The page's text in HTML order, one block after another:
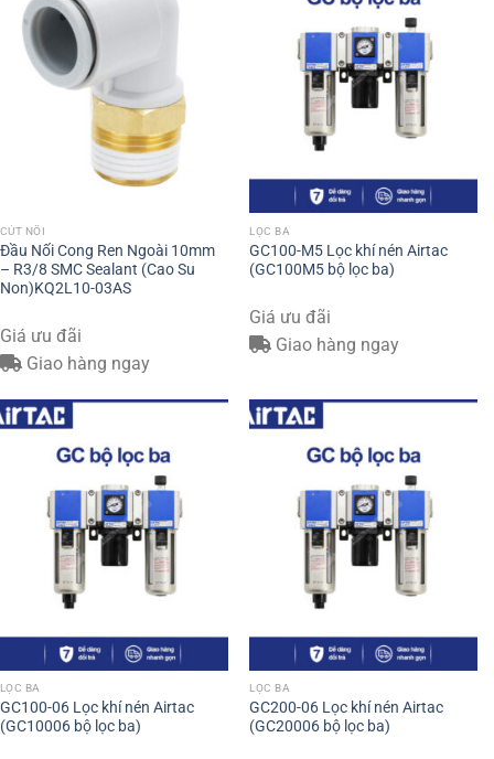
CÚT NỐI
Đầu Nối Cong Ren Ngoài 10mm
– R3/8 SMC Sealant (Cao Su
Non)KQ2L10-03AS
Giá ưu đãi
Giao hàng ngay
LỌC BA
GC100-M5 Lọc khí nén Airtac
(GC100M5 bộ lọc ba)
Giá ưu đãi
Giao hàng ngay
LỌC BA
GC100-06 Lọc khí nén Airtac
(GC10006 bộ lọc ba)
LỌC BA
GC200-06 Lọc khí nén Airtac
(GC20006 bộ lọc ba)